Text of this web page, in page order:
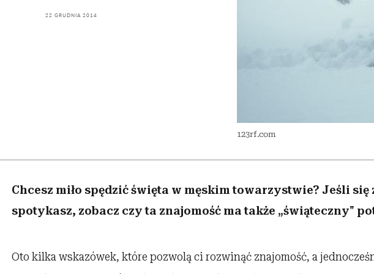
odc. 7]
22 GRUDNIA 2014
123rf.com
Chcesz miło spędzić święta w męskim towarzystwie? Jeśli się
spotykasz, zobacz czy ta znajomość ma także „świąteczny"
Oto kilka wskazówek, które pozwolą ci rozwinąć znajomość, a